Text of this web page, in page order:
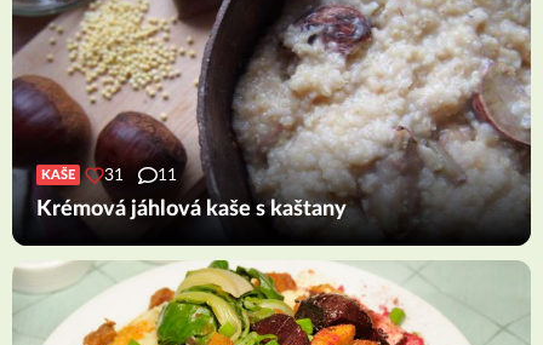
KAŠE 31 11
Krémová jáhlová kaše s kaštany